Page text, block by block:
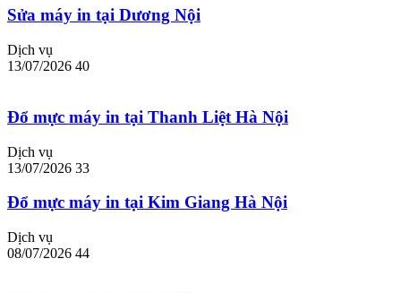
Sửa máy in tại Dương Nội
Dịch vụ
13/07/2026 40
Đổ mực máy in tại Thanh Liệt Hà Nội
Dịch vụ
13/07/2026 33
Đổ mực máy in tại Kim Giang Hà Nội
Dịch vụ
08/07/2026 44